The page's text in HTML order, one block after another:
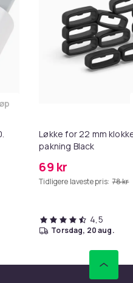
iPhone Hurtiglader USB-C
Løkke for 22 mm
pakning Black
69 kr
Tidligere laveste pris: 78 kr
4,5
torsdag, 20 aug.